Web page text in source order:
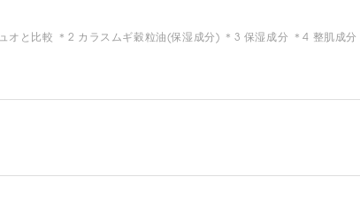
オと比較 ＊2 カラスムギ穀粒油(保湿成分) ＊3 保湿成分 ＊4 整肌成分